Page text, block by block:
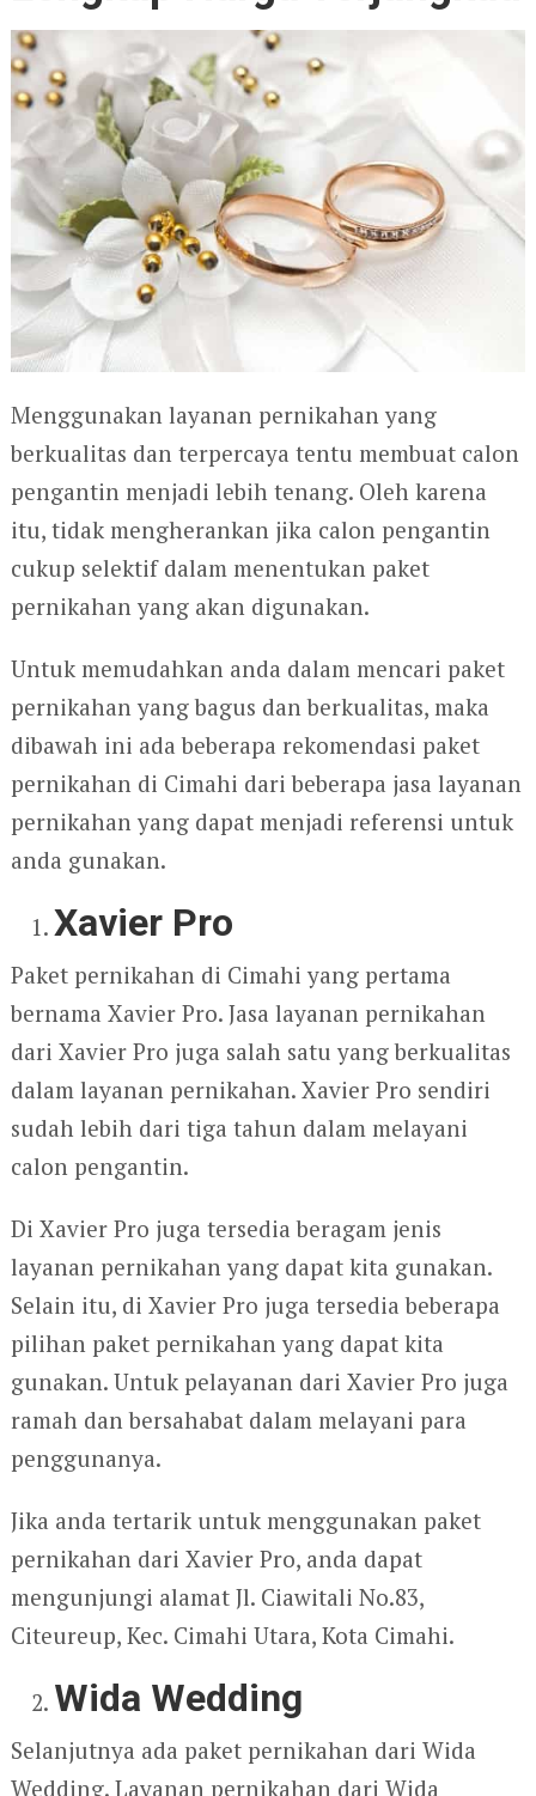
Menggunakan layanan pernikahan yang
berkualitas dan terpercaya tentu membuat calon
pengantin menjadi lebih tenang. Oleh karena
itu, tidak mengherankan jika calon pengantin
cukup selektif dalam menentukan paket
pernikahan yang akan digunakan.
Untuk memudahkan anda dalam mencari paket
pernikahan yang bagus dan berkualitas, maka
dibawah ini ada beberapa rekomendasi paket
pernikahan di Cimahi dari beberapa jasa layanan
pernikahan yang dapat menjadi referensi untuk
anda gunakan.
Xavier Pro
Paket pernikahan di Cimahi yang pertama
bernama Xavier Pro. Jasa layanan pernikahan
dari Xavier Pro juga salah satu yang berkualitas
dalam layanan pernikahan. Xavier Pro sendiri
sudah lebih dari tiga tahun dalam melayani
calon pengantin.
Di Xavier Pro juga tersedia beragam jenis
layanan pernikahan yang dapat kita gunakan.
Selain itu, di Xavier Pro juga tersedia beberapa
pilihan paket pernikahan yang dapat kita
gunakan. Untuk pelayanan dari Xavier Pro juga
ramah dan bersahabat dalam melayani para
penggunanya.
Jika anda tertarik untuk menggunakan paket
pernikahan dari Xavier Pro, anda dapat
mengunjungi alamat Jl. Ciawitali No.83,
Citeureup, Kec. Cimahi Utara, Kota Cimahi.
Wida Wedding
Selanjutnya ada paket pernikahan dari Wida
Wedding. Layanan pernikahan dari Wida